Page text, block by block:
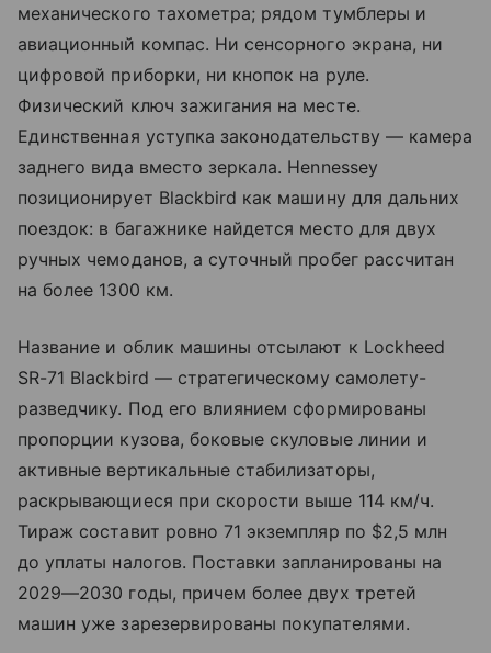
механического тахометра; рядом тумблеры и
авиационный компас. Ни сенсорного экрана, ни
цифровой приборки, ни кнопок на руле.
Физический ключ зажигания на месте.
Единственная уступка законодательству — камера
заднего вида вместо зеркала. Hennessey
позиционирует Blackbird как машину для дальних
поездок: в багажнике найдется место для двух
ручных чемоданов, а суточный пробег рассчитан
на более 1300 км.
Название и облик машины отсылают к Lockheed
SR-71 Blackbird — стратегическому самолету-
разведчику. Под его влиянием сформированы
пропорции кузова, боковые скуловые линии и
активные вертикальные стабилизаторы,
раскрывающиеся при скорости выше 114 км/ч.
Тираж составит ровно 71 экземпляр по $2,5 млн
до уплаты налогов. Поставки запланированы на
2029—2030 годы, причем более двух третей
машин уже зарезервированы покупателями.